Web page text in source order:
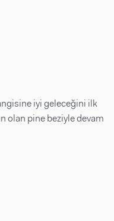
iyi geleceğini ilk
olan pine beziyle devam